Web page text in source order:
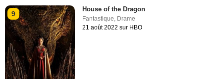
9
House of the Dragon
Fantastique Drame
21 août 2022 sur HBO